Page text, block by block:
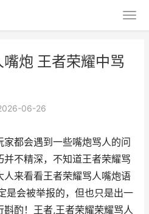
炮 王者荣耀中骂
06-26
都会遇到一些嘴炮骂人的问
不精深，不知道王者荣耀骂
来看看王者荣耀骂人嘴炮语
是会被举报的，但也只是出一
酌！王者,王者荣耀荣耀骂人